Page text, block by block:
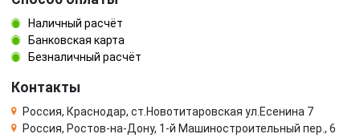
Наличный расчёт
Банковская карта
Безналичный расчёт
Контакты
Россия, Краснодар, ст.Новотитаровская ул.Есенина 7
Россия, Ростов-на-Дону, 1-й Машиностроительный пер., 6